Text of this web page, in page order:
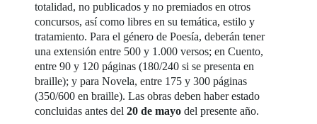
totalidad, no publicados y no premiados en otros
concursos, así como libres en su temática, estilo y
tratamiento. Para el género de Poesía, deberán tener
una extensión entre 500 y 1.000 versos; en Cuento,
entre 90 y 120 páginas (180/240 si se presenta en
braille); y para Novela, entre 175 y 300 páginas
(350/600 en braille). Las obras deben haber estado
concluidas antes del20 de mayo del presente año.